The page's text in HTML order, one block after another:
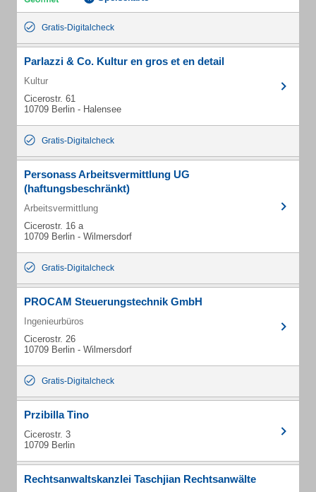
Gratis-Digitalcheck
Parlazzi & Co. Kultur en gros et en detail
Kultur
Cicerostr. 61
10709 Berlin - Halensee
Gratis-Digitalcheck
Personass Arbeitsvermittlung UG
(haftungsbeschränkt)
Arbeitsvermittlung
Cicerostr. 16 a
10709 Berlin - Wilmersdorf
Gratis-Digitalcheck
PROCAM Steuerungstechnik GmbH
Ingenieurbüros
Cicerostr. 26
10709 Berlin - Wilmersdorf
Gratis-Digitalcheck
Przibilla Tino
Cicerostr. 3
10709 Berlin
Rechtsanwaltskanzlei Taschjian Rechtsanwälte